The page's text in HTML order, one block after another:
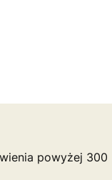
powyżej 300